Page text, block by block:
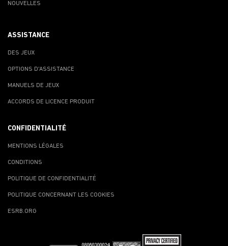
NOUVELLES
ASSISTANCE
DES JEUX
OPTIONS D'ASSISTANCE
MANUELS DE JEUX
ACCORDS DE LICENCE PRODUIT
CONFIDENTIALITÉ
MENTIONS LÉGALES
CONDITIONS
POLITIQUE DE CONFIDENTIALITÉ
POLITIQUE CONCERNANT LES COOKIES
ESRB.ORG